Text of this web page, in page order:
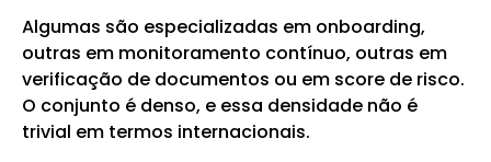
Algumas são especializadas em onboarding,
outras em monitoramento contínuo, outras em
verificação de documentos ou em score de risco.
O conjunto é denso, e essa densidade não é
trivial em termos internacionais.